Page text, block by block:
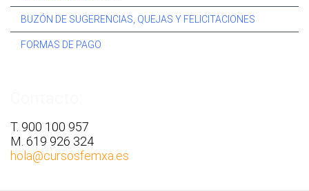
BUZÓN DE SUGERENCIAS, QUEJAS Y FELICITACIONES
FORMAS DE PAGO
T. 900 100 957
M. 619 926 324
hola@cursosfemxa.es